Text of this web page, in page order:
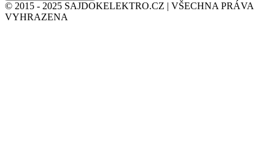
© 2015 - 2025 SAJDOKELEKTRO.CZ | VŠECHNA PRÁVA
VYHRAZENA